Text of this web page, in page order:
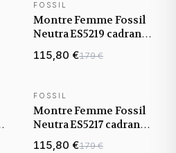
NOUVEAUTÉ
FOSSIL
Montre Femme Fossil
Neutra ES5219 cadran
doré bracelet acier
115,80 €179 €
NOUVEAUTÉ
FOSSIL
Montre Femme Fossil
Neutra ES5217 cadran
argenté bracelet acier
115,80 €179 €